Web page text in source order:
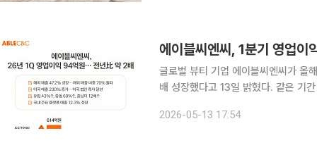
에이블씨엔씨, 1분기 영업
글로벌 뷰티 기업 에이블씨엔씨가 올
배 성장했다고 13일 밝혔다. 같은 기
대와 견고해진 수익성 중심 전략이 본
2026-05-13 17:54